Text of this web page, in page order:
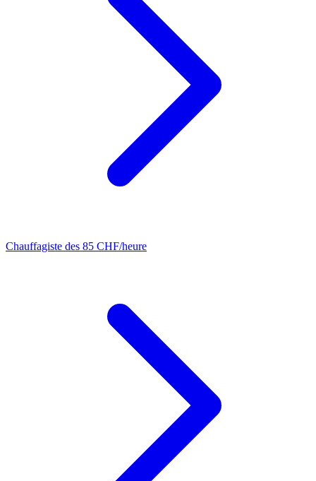
Chauffagiste des 85 CHF/heure